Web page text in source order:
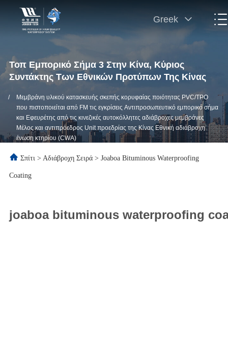
Greek
Τοπ Εμπορικό Σήμα 3 Στην Κίνα, Κύριος
Συντάκτης Των Εθνικών Προτύπων Της Κίνας
/
Μεμβράνη υλικού κατασκευής σκεπής κορυφαίας ποιότητας PVC/TPO
που πιστοποιείται από FM τις εγκρίσεις Αντιπροσωπευτικό εμπορικό σήμα
και Εφευρέτης από τις κινεζικές αυτοκόλλητες αδιάβροχες μεμβράνες
Μέλος και αντιπρόεδρος Unit προεδρίας της Κίνας Εθνική αδιάβροχη
ένωση κτηρίου (CWA)
Σπίτι > Αδιάβροχη Σειρά > Joaboa Bituminous Waterproofing
Coating
joaboa bituminous waterproofing